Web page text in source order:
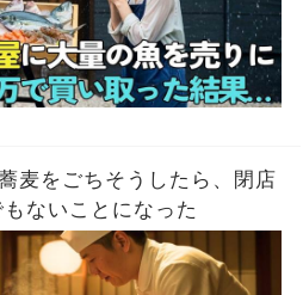
麦をごちそうしたら、閉店
ないことになった